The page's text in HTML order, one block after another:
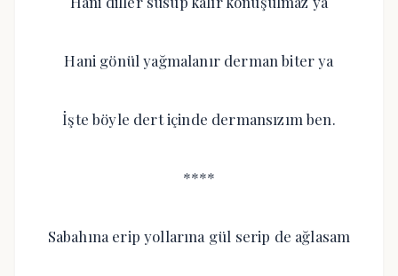
Hani gönül yağmalanır derman biter ya
İşte böyle dert içinde dermansızım ben.
****
Sabahına erip yollarına gül serip de ağlasam